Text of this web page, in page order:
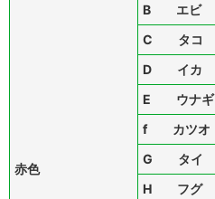
赤色
B エビ
C タコ
D イカ
E ウナギ
f カツオ
G タイ
H フグ